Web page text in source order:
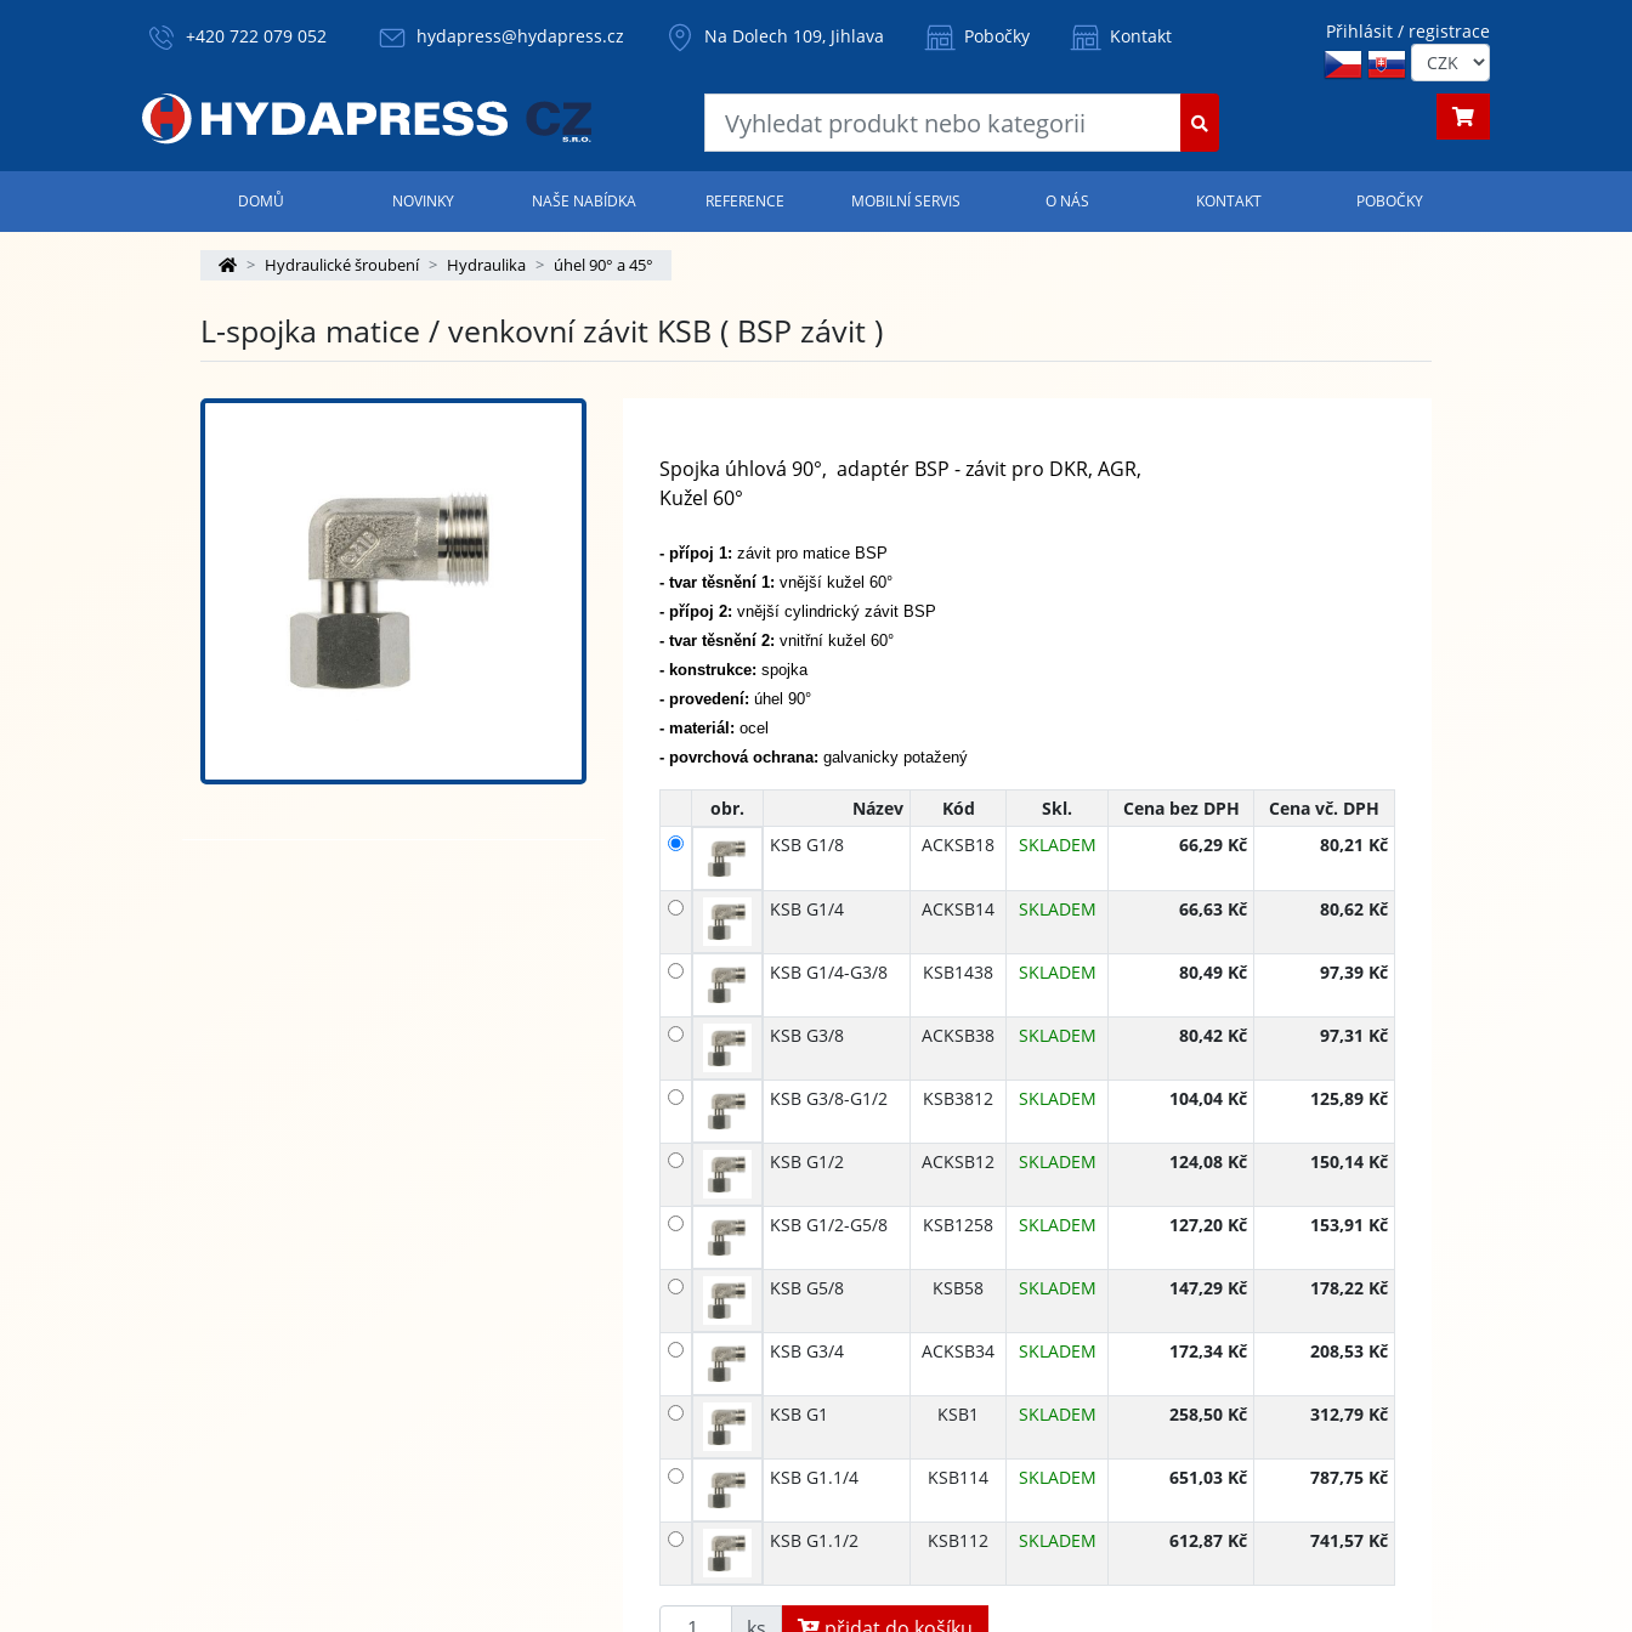
+420 722 079 052 hydapress@hydapress.cz Na Dolech 109, Jihlava Pobočky Kontakt Přihlásit / registrace
DOMŮ NOVINKY NAŠE NABÍDKA REFERENCE MOBILNÍ SERVIS O NÁS KONTAKT POBOČKY
Hydraulické šroubení Hydraulika úhel 90° a 45°
L-spojka matice / venkovní závit KSB ( BSP závit )
Spojka úhlová 90°, adaptér BSP - závit pro DKR, AGR,
Kužel 60°
- přípoj 1: závit pro matice BSP
- tvar těsnění 1: vnější kužel 60°
- přípoj 2: vnější cylindrický závit BSP
- tvar těsnění 2: vnitřní kužel 60°
- konstrukce: spojka
- provedení: úhel 90°
- materiál: ocel
- povrchová ochrana: galvanicky potažený
obr. Název Kód Skl. Cena bez DPH
Cena vč. DPH
KSB G1/8
ACKSB18 SKLADEM 66,29 Kč 80,21 Kč
KSB G1/4 ACKSB14 SKLADEM 66,63 Kč 80,62 Kč
KSB G1/4-G3/8 KSB1438 SKLADEM 80,49 Kč 97,39 Kč
KSB G3/8 ACKSB38 SKLADEM 80,42 Kč 97,31 Kč
KSB G3/8-G1/2 KSB3812 SKLADEM 104,04 Kč 125,89 Kč
KSB G1/2 ACKSB12 SKLADEM 124,08 Kč 150,14 Kč
KSB G1/2-G5/8 KSB1258 SKLADEM 127,20 Kč 153,91 Kč
KSB G5/8 KSB58 SKLADEM 147,29 Kč 178,22 Kč
KSB G3/4 ACKSB34 SKLADEM 172,34 Kč 208,53 Kč
KSB G1 KSB1 SKLADEM 258,50 Kč 312,79 Kč
KSB G1.1/4 KSB114 SKLADEM 651,03 Kč 787,75 Kč
KSB G1.1/2 KSB112 SKLADEM 612,87 Kč 741,57 Kč